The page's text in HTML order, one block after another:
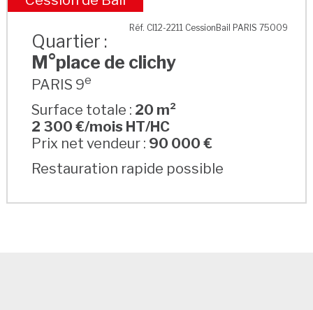
M°place de clichy
Réf. CI12-2211 CessionBail PARIS 75009
Quartier :
M°place de clichy
PARIS 9e
Surface totale : 20 m²
2 300 €/mois HT/HC
Prix net vendeur : 90 000 €
Restauration rapide possible